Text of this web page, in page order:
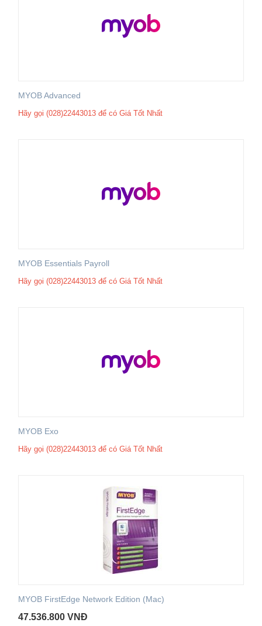
MYOB Advanced
Hãy gọi (028)22443013 để có Giá Tốt Nhất
MYOB Essentials Payroll
Hãy gọi (028)22443013 để có Giá Tốt Nhất
MYOB Exo
Hãy gọi (028)22443013 để có Giá Tốt Nhất
MYOB FirstEdge Network Edition (Mac)
47.536.800 VNĐ